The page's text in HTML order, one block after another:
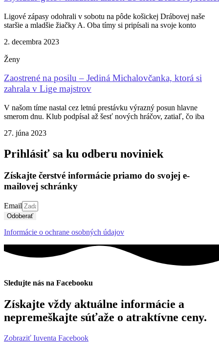
Ligové zápasy odohrali v sobotu na pôde košickej Drábovej naše
staršie a mladšie žiačky A. Oba tímy si pripísali na svoje konto
2. decembra 2023
Ženy
Zaostrené na posilu – Jediná Michalovčanka, ktorá si
zahrala v Lige majstrov
V našom tíme nastal cez letnú prestávku výrazný posun hlavne
smerom dnu. Klub podpísal až šesť nových hráčov, zatiaľ, čo iba
27. júna 2023
Prihlásiť sa ku odberu noviniek
Získajte čerstvé informácie priamo do svojej e-
mailovej schránky
Email
Odoberať
Informácie o ochrane osobných údajov
Sledujte nás na Facebooku
Získajte vždy aktuálne informácie a
nepremeškajte súťaže o atraktívne ceny.
Zobraziť Iuventa Facebook